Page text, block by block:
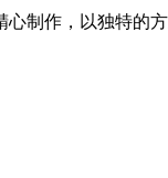
制作，以独特的